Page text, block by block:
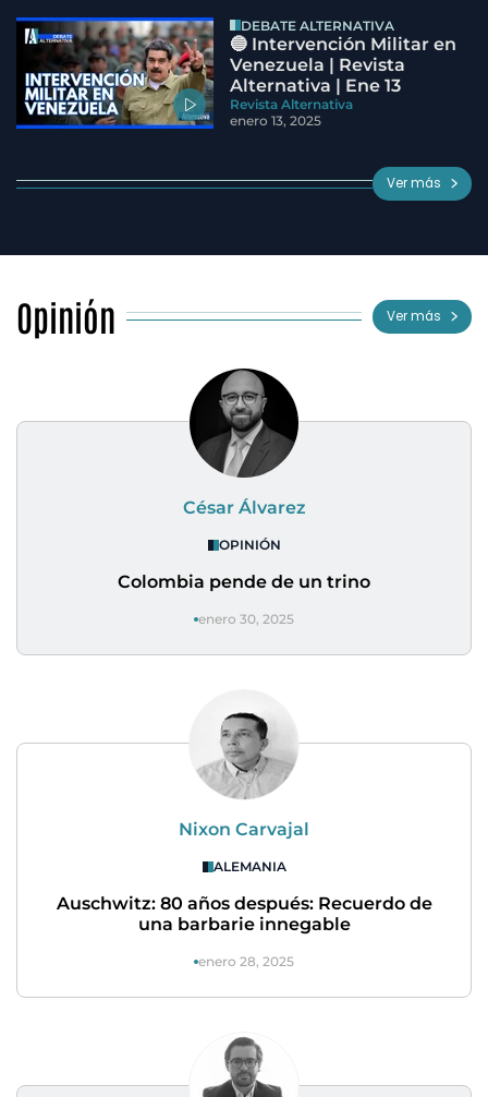
DEBATE ALTERNATIVA
🔵 Intervención Militar en
Venezuela | Revista
Alternativa | Ene 13
Revista Alternativa
enero 13, 2025
Ver más
Opinión Ver más
César Álvarez
OPINIÓN
Colombia pende de un trino
enero 30, 2025
Nixon Carvajal
ALEMANIA
Auschwitz: 80 años después: Recuerdo de
una barbarie innegable
enero 28, 2025